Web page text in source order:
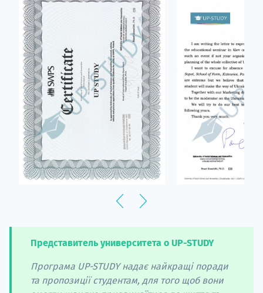
Представитель университета о UP-STUDY
Програма UP-STUDY надає найкращі поради
та пропозиції студентам, для того щоб вони